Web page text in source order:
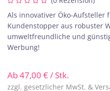
Als innovativer Öko-Aufsteller
Kundenstopper aus robuster
umweltfreundliche und
Werbung!
Ab47,00 €/ Stk.
zzgl. gesetzlicher MwSt. &